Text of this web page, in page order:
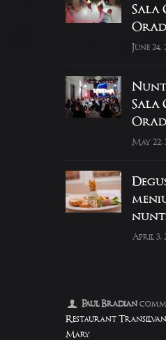
Sala
June 24,
Sala
May 22,
April 3,
Paul Bradian
Restaurant
Mary